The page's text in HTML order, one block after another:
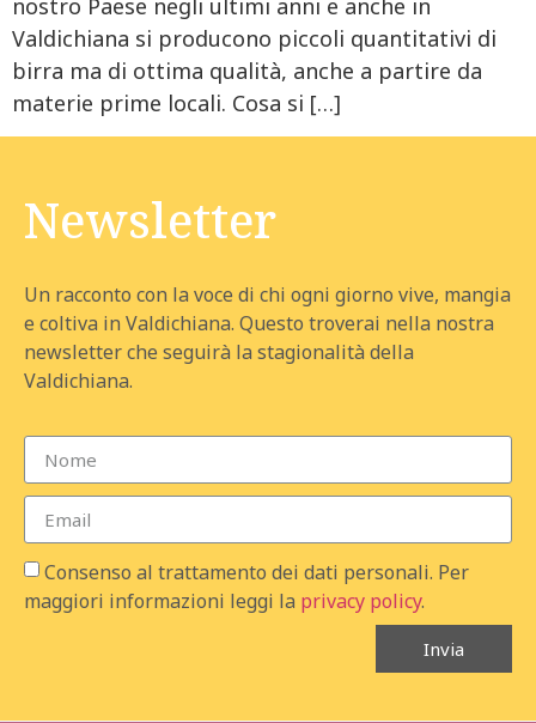
Valdichiana si producono piccoli quantitativi di
birra ma di ottima qualità, anche a partire da
materie prime locali. Cosa si […]
Newsletter
Un racconto con la voce di chi ogni giorno vive, mangia
e coltiva in Valdichiana. Questo troverai nella nostra
newsletter che seguirà la stagionalità della
Valdichiana.
Consenso al trattamento dei dati personali. Per
maggiori informazioni leggi la privacy policy.
Invia